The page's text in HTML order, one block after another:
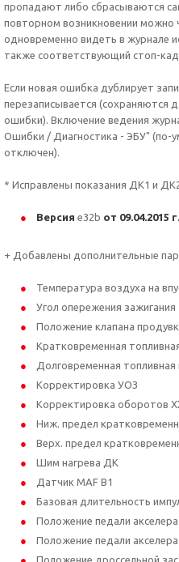
пропадают либо сбрасываются
повторном возникновении можно
одновременно видеть в журнале
также соответствующий стоп-
Если новая ошибка дублирует
перезаписывается (сохраняются
ошибки). Включение ведения
Ошибки / Диагностика - ЭБУ" (по-
отключен).
* Исправлены показания ДК1 и
Версия e32b от 09.04.2015 г.
+ Добавлены дополнительные
Температура воздуха на
Угол опережения зажигания
Положение клапана
Кратковременная
Долговременная топливная
Корректировка УОЗ
Корректировка оборотов
Ниж. предел
Верх. предел
Шим нагрева ДК
Датчик MAF B1
Базовая длительность
Положение педали
Положение педали
Положение дроссельной